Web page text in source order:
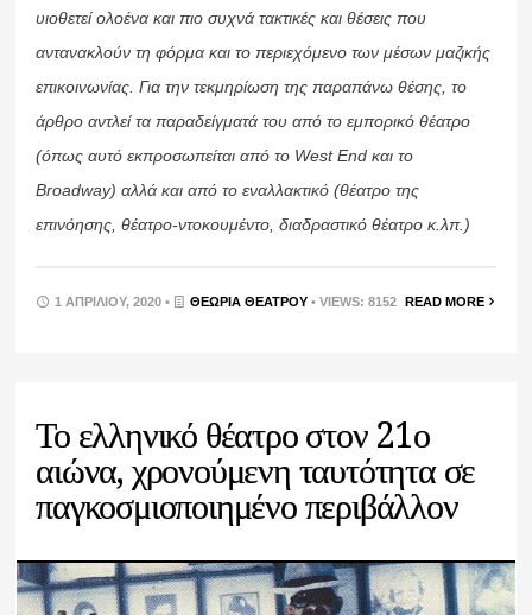
υιοθετεί ολοένα και πιο συχνά τακτικές και θέσεις που
αντανακλούν τη φόρμα και το περιεχόμενο των μέσων μαζικής
επικοινωνίας. Για την τεκμηρίωση της παραπάνω θέσης, το
άρθρο αντλεί τα παραδείγματά του από το εμπορικό θέατρο
(όπως αυτό εκπροσωπείται από το West End και το
Broadway) αλλά και από το εναλλακτικό (θέατρο της
επινόησης, θέατρο-ντοκουμέντο, διαδραστικό θέατρο κ.λπ.)
1 ΑΠΡΙΛΊΟΥ, 2020 • ΘΕΩΡΊΑ ΘΕΆΤΡΟΥ • VIEWS: 8152 READ MORE
Το ελληνικό θέατρο στον 21ο
αιώνα, χρονούμενη ταυτότητα σε
παγκοσμιοποιημένο περιβάλλον